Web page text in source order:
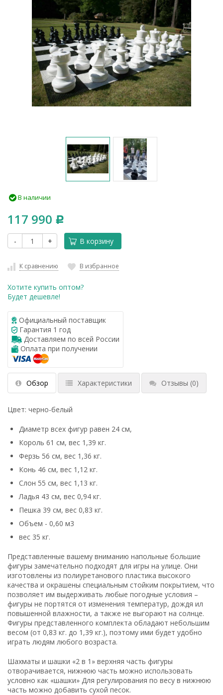
В наличии
117 990 Р
- + В корзину
К сравнению В избранное
Хотите купить оптом?
Будет дешевле!
Официальный поставщик
Гарантия 1 год
Доставляем по всей России
Оплата при получении
Обзор Характеристики Отзывы (0)
Цвет: черно-белый
Диаметр всех фигур равен 24 см,
Король 61 см, вес 1,39 кг.
Ферзь 56 см, вес 1,36 кг.
Конь 46 см, вес 1,12 кг.
Слон 55 см, вес 1,13 кг.
Ладья 43 см, вес 0,94 кг.
Пешка 39 см, вес 0,83 кг.
Объем - 0,60 м3
вес 35 кг.
Представленные вашему вниманию напольные большие
фигуры замечательно подходят для игры на улице. Они
изготовлены из полиуретанового пластика высокого
качества и окрашены специальным стойким покрытием, что
позволяет им выдерживать любые погодные условия –
фигуры не портятся от изменения температур, дождя ил
повышенной влажности, а также не выгорают на солнце.
Фигуры представленного комплекта обладают небольшим
весом (от 0,83 кг. до 1,39 кг.), поэтому ими будет удобно
играть людям любого возраста.
Шахматы и шашки «2 в 1» верхняя часть фигуры
отворачивается, нижнюю часть можно использовать
условно как «шашки» Для регулирования по весу в нижнюю
часть можно добавить сухой песок.